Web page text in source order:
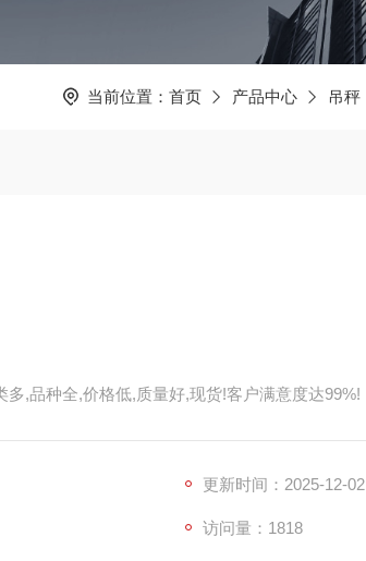
当前位置： 首页 产品中心 吊秤
多,品种全,价格低,质量好,现货!客户满意度达99%!
更新时间：2025-12-02
访问量：1818